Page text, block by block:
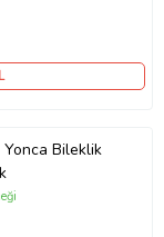
Yonca Bileklik